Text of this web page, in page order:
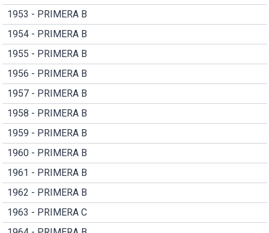
1953 - PRIMERA B
1954 - PRIMERA B
1955 - PRIMERA B
1956 - PRIMERA B
1957 - PRIMERA B
1958 - PRIMERA B
1959 - PRIMERA B
1960 - PRIMERA B
1961 - PRIMERA B
1962 - PRIMERA B
1963 - PRIMERA C